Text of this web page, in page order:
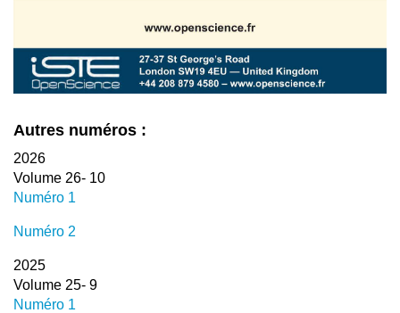
Autres numéros :
2026
Volume 26- 10
Numéro 1
Numéro 2
2025
Volume 25- 9
Numéro 1